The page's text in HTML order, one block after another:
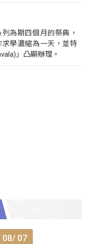
為期四個月的祭典，
學濃縮為一天，並特
」凸顯辦理。
08/ 07